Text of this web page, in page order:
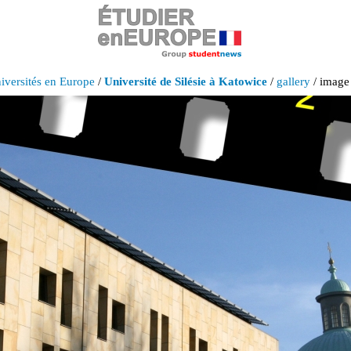
en Europe / Université de Silésie à Katowice/ gallery/ image